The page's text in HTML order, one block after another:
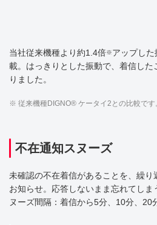
当社従来機種より約1.4倍※アップし
載。はっきりとした振動で、着信した
りました。
※ 従来機種DIGNO® ケータイ2との比較です
不在通知スヌーズ
未確認の不在着信があることを、繰
お知らせ。応答しないまま忘れてしま
ヌーズ間隔：着信から5分、10分、20